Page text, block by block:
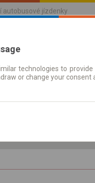
autobusové jízdenky
Jízdni řády a jízdenky
technologies to
or change your